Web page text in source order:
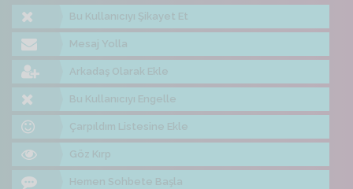
Bu Kullanıcıyı Şikayet Et
Mesaj Yolla
Arkadaş Olarak Ekle
Bu Kullanıcıyı Engelle
Çarpıldım Listesine Ekle
Göz Kırp
Hemen Sohbete Başla